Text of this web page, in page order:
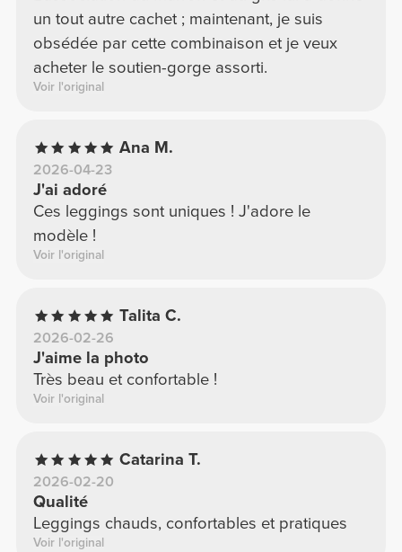
un tout autre cachet ; maintenant, je suis
obsédée par cette combinaison et je veux
acheter le soutien-gorge assorti.
Voir l'original
Ana M.
2026-04-23
J'ai adoré
Ces leggings sont uniques ! J'adore le
modèle !
Voir l'original
Talita C.
2026-02-26
J'aime la photo
Très beau et confortable !
Voir l'original
Catarina T.
2026-02-20
Qualité
Leggings chauds, confortables et pratiques
Voir l'original